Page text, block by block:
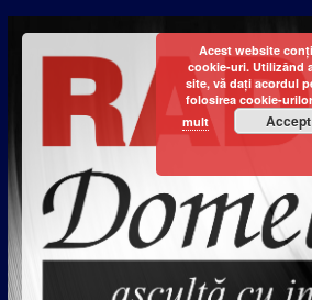
Acest website
cookie-uri. Utilizând
site, vă dați acordul
folosirea cookie-
mult
Accept